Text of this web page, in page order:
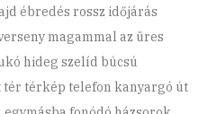
ébredés rossz időjárás
magammal az üres
hideg szelíd búcsú
térkép telefon kanyargó út